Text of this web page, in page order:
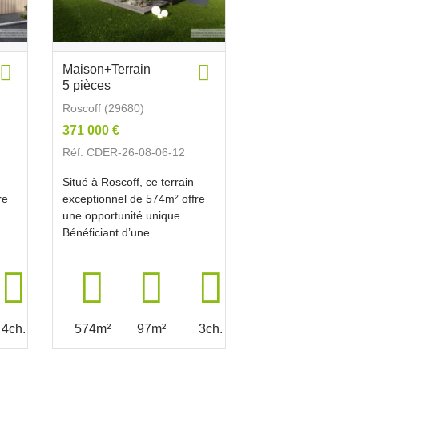
4ch.
Maison+Terrain
5 pièces
Roscoff (29680)
371 000 €
Réf. CDER-26-08-06-12
Situé à Roscoff, ce terrain
exceptionnel de 574m² offre
une opportunité unique.
Bénéficiant d’une...
574m² 97m² 3ch.